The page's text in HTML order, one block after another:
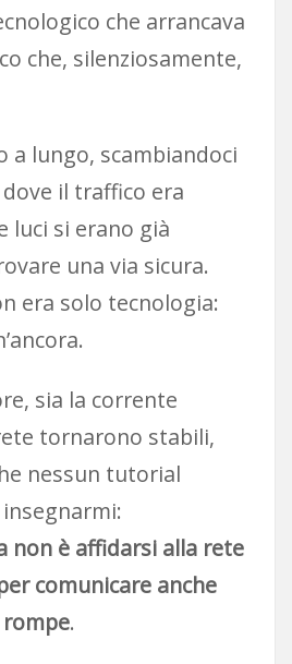
che arrancava
che, silenziosamente,
a lungo, scambiandoci
il traffico era
luci si erano già
una via sicura.
era solo tecnologia:
sia la corrente
tornarono stabili,
nessun tutorial
non è affidarsi alla rete
comunicare anche
.